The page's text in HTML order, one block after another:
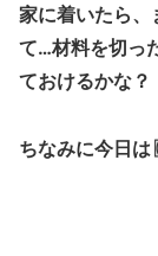
家に着いたら
て…材料を切っ
ておけるかな？
ちなみに今日は